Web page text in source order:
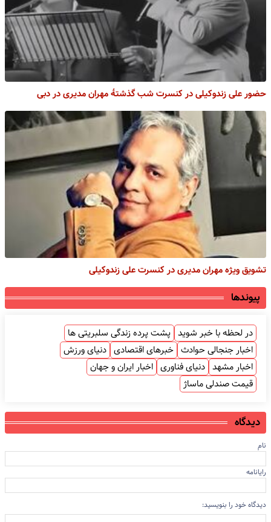
حضور علی زندوکیلی در کنسرت شب گذشتۀ مهران مدیری در دبی
تشویق ویژه مهران مدیری در کنسرت علی زندوکیلی
پیوندها
در لحظه با خبر شوید پشت پرده زندگی سلبریتی ها
اخبار جنجالی حوادث خبرهای اقتصادی دنیای ورزش
اخبار مشهد دنیای فناوری اخبار ایران و جهان
قیمت صندلی ماساژ
دیدگاه
نام
رایانامه
دیدگاه خود را بنویسید: